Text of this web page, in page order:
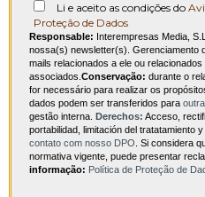
Li e aceito as condições do
Proteção de Dados
Responsable: Interempresas Media,
nossa(s) newsletter(s). Gerenciamento
mails relacionados a ele ou
associados. Conservação: durante o
for necessário para realizar os
dados podem ser transferidos para
gestão interna. Derechos: Acceso,
portabilidad, limitación del tratatamiento
contato com nosso DPO . Si considera
normativa vigente, puede presentar
informação: Política de Proteção de